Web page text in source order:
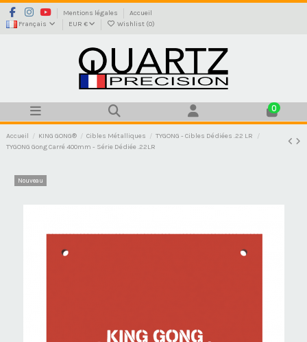
Mentions légales
Accueil
Français
EUR € Wishlist (0)
0
Accueil KING GONG® Cibles Métalliques
TYGONG - Cibles Dédiées .22 LR
TYGONG Gong Carré 400mm - Série Dédiée .22LR
Nouveau